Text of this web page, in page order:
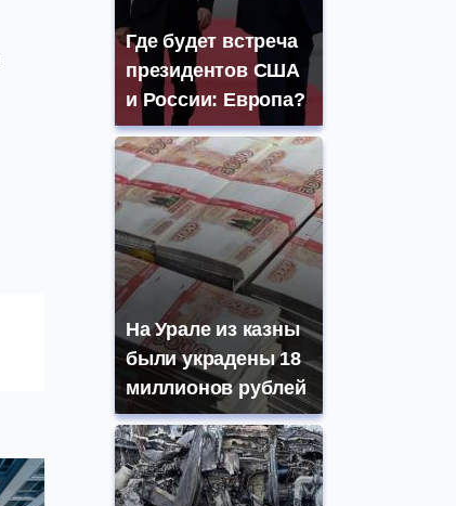
Где будет встреча
президентов США
и России: Европа?
На Урале из казны
были украдены 18
миллионов рублей